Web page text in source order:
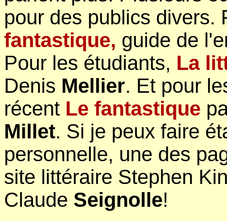
pour des publics
fantastique, guide de
Pour les étudiants, La
Denis Mellier. Et pour
récent Le fantastique
Millet. Si je peux faire
personnelle, une des
site littéraire Stephen
Claude Seignolle!